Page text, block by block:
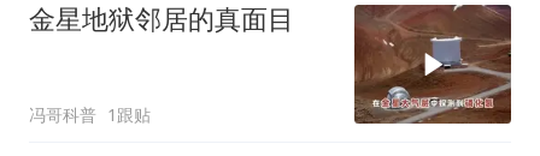
金星地狱邻居的真面目
冯哥科普 1跟贴